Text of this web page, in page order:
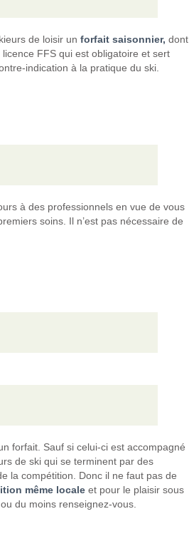
de loisir un forfait saisonnier, dont
FFS qui est obligatoire et sert
indication à la pratique du ski.
à des professionnels en vue de vous
soins. Il n’est pas nécessaire de
forfait. Sauf si celui-ci est accompagné
de ski qui se terminent par des
la compétition. Donc il ne faut pas de
même localeet pour le plaisir sous
du moins renseignez-vous.